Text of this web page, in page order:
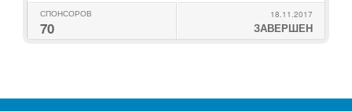
СПОНСОРОВ
70
18.11.2017
ЗАВЕРШЕН